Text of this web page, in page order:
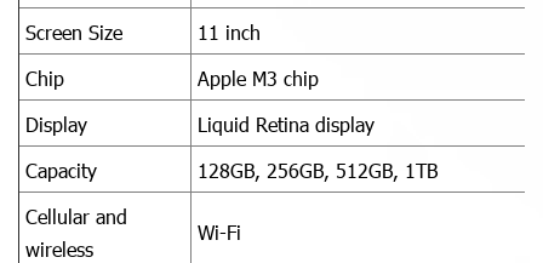
Screen Size
11 inch
Chip
Apple M3 chip
Display
Liquid Retina display
Capacity
128GB, 256GB, 512GB, 1TB
Cellular and
wireless
Wi-Fi